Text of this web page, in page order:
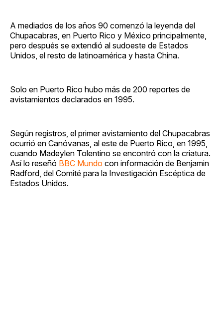
A mediados de los años 90 comenzó la leyenda del
Chupacabras, en Puerto Rico y México principalmente,
pero después se extendió al sudoeste de Estados
Unidos, el resto de latinoamérica y hasta China.
Solo en Puerto Rico hubo más de 200 reportes de
avistamientos declarados en 1995.
Según registros, el primer avistamiento del Chupacabras
ocurrió en Canóvanas, al este de Puerto Rico, en 1995,
cuando Madeylen Tolentino se encontró con la criatura.
Así lo reseñó BBC Mundo con información de Benjamin
Radford, del Comité para la Investigación Escéptica de
Estados Unidos.